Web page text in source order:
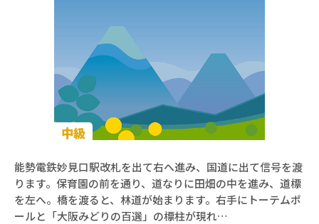
中級
能勢電鉄妙見口駅改札を出て右へ進み、国道に出て信号を渡
ります。保育園の前を通り、道なりに田畑の中を進み、道標
を左へ。橋を渡ると、林道が始まります。右手にトーテムポ
ールと「大阪みどりの百選」の標柱が現れ…